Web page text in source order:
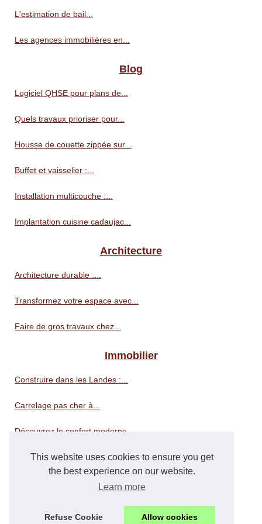
This website uses cookies to ensure you get
the best experience on our website.
Learn more
Refuse Cookie Allow cookies
L'estimation de bail...
Les agences immobilières en...
Blog
Logiciel QHSE pour plans de...
Quels travaux prioriser pour...
Housse de couette zippée sur...
Buffet et vaisselier :...
Installation multicouche :...
Implantation cuisine cadaujac...
Architecture
Architecture durable :...
Transformez votre espace avec...
Faire de gros travaux chez...
Immobilier
Construire dans les Landes :...
Carrelage pas cher à...
Découvrez le confort moderne...
Agence immobilière :...
Les tendances actuelles en...